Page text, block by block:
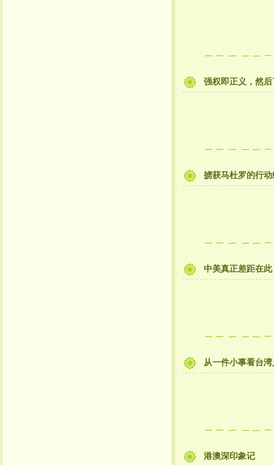
强权即正义，然后
掳获马杜罗的行
中美真正差距在此
从一件小事看台
港澳深印象记